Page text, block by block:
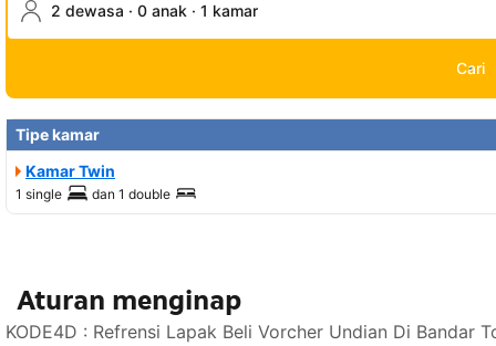
2 dewasa · 0 anak · 1 kamar
Cari
Tipe kamar
Kamar Twin
1 single dan 1 double
Aturan menginap
KODE4D : Refrensi Lapak Beli Vorcher Undian Di